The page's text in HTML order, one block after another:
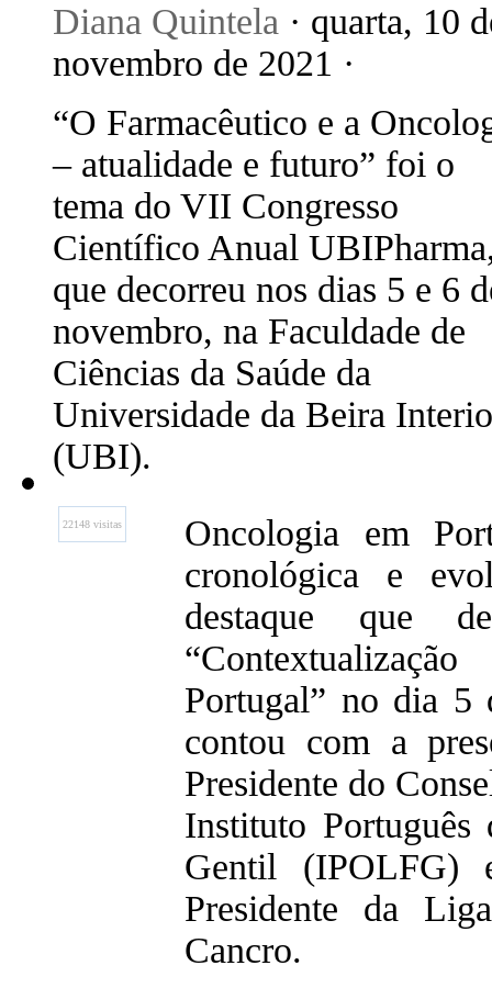
Diana Quintela · quarta, 10
novembro de 2021 ·
“O Farmacêutico e a
– atualidade e futuro” foi o
tema do VII Congresso
Científico Anual
que decorreu nos dias 5 e 6
novembro, na Faculdade de
Ciências da Saúde da
Universidade da Beira
(UBI).
22148 visitas
Oncologia em
cronológica e
destaque que
Portugal” no dia 5
contou com a
Presidente do
Instituto Português
Gentil (IPOLFG)
Presidente da
Cancro.